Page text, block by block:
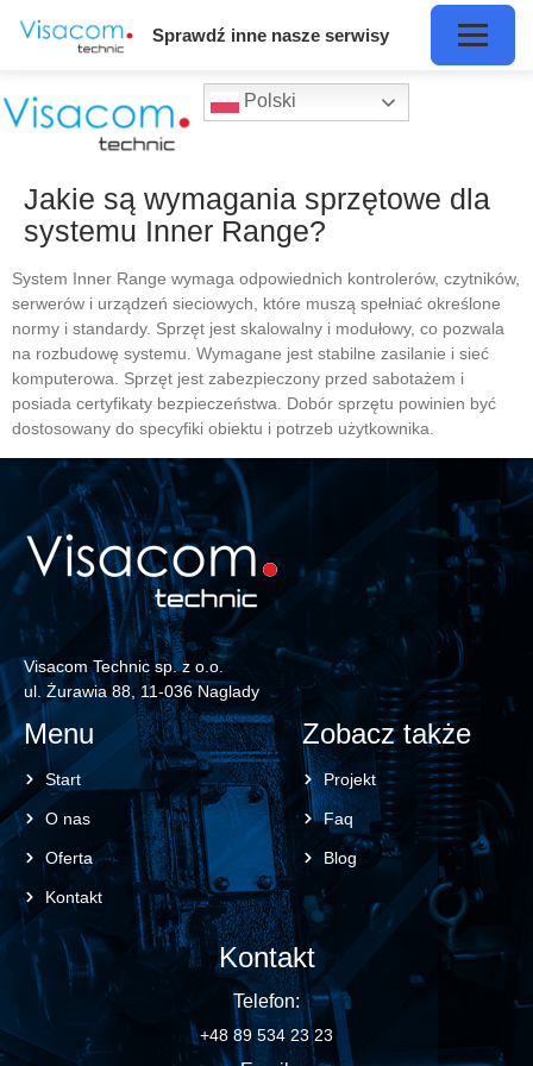
Polski
Jakie są wymagania sprzętowe dla
systemu Inner Range?
System Inner Range wymaga odpowiednich kontrolerów, czytników,
serwerów i urządzeń sieciowych, które muszą spełniać określone
normy i standardy. Sprzęt jest skalowalny i modułowy, co pozwala
na rozbudowę systemu. Wymagane jest stabilne zasilanie i sieć
komputerowa. Sprzęt jest zabezpieczony przed sabotażem i
posiada certyfikaty bezpieczeństwa. Dobór sprzętu powinien być
dostosowany do specyfiki obiektu i potrzeb użytkownika.
Visacom Technic sp. z o.o.
ul. Żurawia 88, 11-036 Naglady
Menu
Start
O nas
Oferta
Kontakt
Zobacz także
Projekt
Faq
Blog
Kontakt
Telefon:
+48 89 534 23 23
Sprawdź inne nasze serwisy